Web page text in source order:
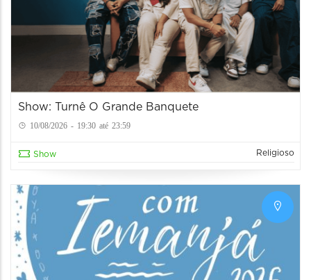
Show: Turnê O Grande Banquete
10/08/2026 - 19:30 até 23:59
Show Religioso